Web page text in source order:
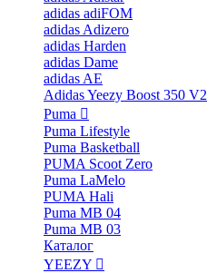
adidas adiFOM
adidas Adizero
adidas Harden
adidas Dame
adidas AE
Adidas Yeezy Boost 350 V2
Puma
Puma Lifestyle
Puma Basketball
PUMA Scoot Zero
Puma LaMelo
PUMA Hali
Puma MB 04
Puma MB 03
Каталог
YEEZY